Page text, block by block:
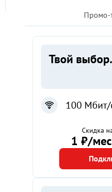
Промо-
Твой
100 Мбит/
Скидка
1 ₽/мес